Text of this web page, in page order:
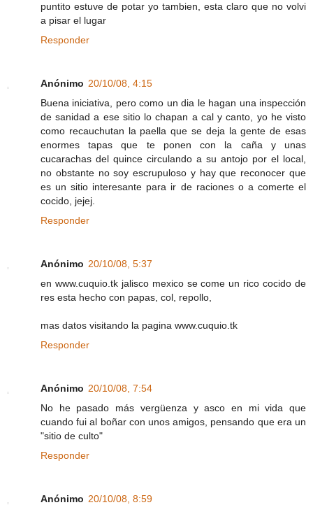
puntito estuve de potar yo tambien, esta claro que no volvi
a pisar el lugar
Responder
Anónimo 20/10/08, 4:15
Buena iniciativa, pero como un dia le hagan una inspección
de sanidad a ese sitio lo chapan a cal y canto, yo he visto
como recauchutan la paella que se deja la gente de esas
enormes tapas que te ponen con la caña y unas
cucarachas del quince circulando a su antojo por el local,
no obstante no soy escrupuloso y hay que reconocer que
es un sitio interesante para ir de raciones o a comerte el
cocido, jejej.
Responder
Anónimo 20/10/08, 5:37
en www.cuquio.tk jalisco mexico se come un rico cocido de
res esta hecho con papas, col, repollo,
mas datos visitando la pagina www.cuquio.tk
Responder
Anónimo 20/10/08, 7:54
No he pasado más vergüenza y asco en mi vida que
cuando fui al boñar con unos amigos, pensando que era un
"sitio de culto"
Responder
Anónimo 20/10/08, 8:59